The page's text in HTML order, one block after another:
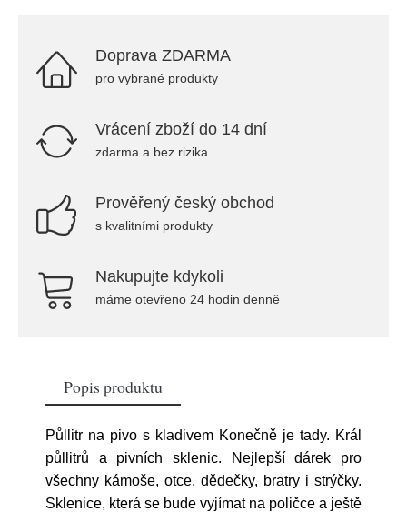
Doprava ZDARMA
pro vybrané produkty
Vrácení zboží do 14 dní
zdarma a bez rizika
Prověřený český obchod
s kvalitními produkty
Nakupujte kdykoli
máme otevřeno 24 hodin denně
Popis produktu
Půllitr na pivo s kladivem Konečně je tady. Král
půllitrů a pivních sklenic. Nejlepší dárek pro
všechny kámoše, otce, dědečky, bratry i strýčky.
Sklenice, která se bude vyjímat na poličce a ještě